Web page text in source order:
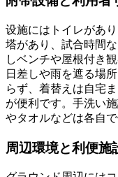
设施にはトイレがあ
塔があり、試合時間
しベンチや屋根付き
日差しや雨を遮る場
らず、着替えは自宅
が便利です。手洗い
やタオルなどは各自
周辺環境と利便施